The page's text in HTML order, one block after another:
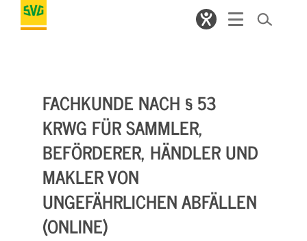
FACHKUNDE NACH § 53
KRWG FÜR SAMMLER,
BEFÖRDERER, HÄNDLER UND
MAKLER VON
UNGEFÄHRLICHEN ABFÄLLEN
(ONLINE)